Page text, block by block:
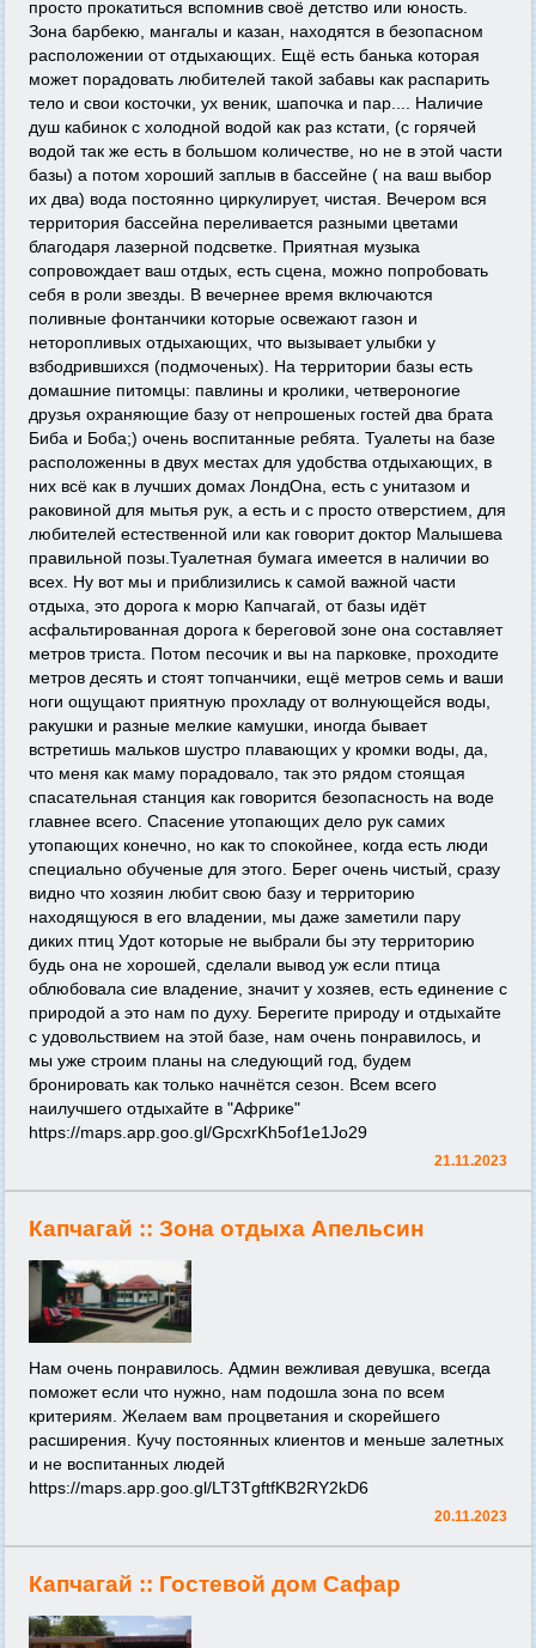
просто прокатиться вспомнив своё детство или юность.
Зона барбекю, мангалы и казан, находятся в безопасном
расположении от отдыхающих. Ещё есть банька которая
может порадовать любителей такой забавы как распарить
тело и свои косточки, ух веник, шапочка и пар.... Наличие
душ кабинок с холодной водой как раз кстати, (с горячей
водой так же есть в большом количестве, но не в этой части
базы) а потом хороший заплыв в бассейне ( на ваш выбор
их два) вода постоянно циркулирует, чистая. Вечером вся
территория бассейна переливается разными цветами
благодаря лазерной подсветке. Приятная музыка
сопровождает ваш отдых, есть сцена, можно попробовать
себя в роли звезды. В вечернее время включаются
поливные фонтанчики которые освежают газон и
неторопливых отдыхающих, что вызывает улыбки у
взбодрившихся (подмоченых). На территории базы есть
домашние питомцы: павлины и кролики, четвероногие
друзья охраняющие базу от непрошеных гостей два брата
Биба и Боба;) очень воспитанные ребята. Туалеты на базе
расположенны в двух местах для удобства отдыхающих, в
них всё как в лучших домах ЛондОна, есть с унитазом и
раковиной для мытья рук, а есть и с просто отверстием, для
любителей естественной или как говорит доктор Малышева
правильной позы.Туалетная бумага имеется в наличии во
всех. Ну вот мы и приблизились к самой важной части
отдыха, это дорога к морю Капчагай, от базы идёт
асфальтированная дорога к береговой зоне она составляет
метров триста. Потом песочик и вы на парковке, проходите
метров десять и стоят топчанчики, ещё метров семь и ваши
ноги ощущают приятную прохладу от волнующейся воды,
ракушки и разные мелкие камушки, иногда бывает
встретишь мальков шустро плавающих у кромки воды, да,
что меня как маму порадовало, так это рядом стоящая
спасательная станция как говорится безопасность на воде
главнее всего. Спасение утопающих дело рук самих
утопающих конечно, но как то спокойнее, когда есть люди
специально обученые для этого. Берег очень чистый, сразу
видно что хозяин любит свою базу и территорию
находящуюся в его владении, мы даже заметили пару
диких птиц Удот которые не выбрали бы эту территорию
будь она не хорошей, сделали вывод уж если птица
облюбовала сие владение, значит у хозяев, есть единение с
природой а это нам по духу. Берегите природу и отдыхайте
с удовольствием на этой базе, нам очень понравилось, и
мы уже строим планы на следующий год, будем
бронировать как только начнётся сезон. Всем всего
наилучшего отдыхайте в "Африке"
https://maps.app.goo.gl/GpcxrKh5of1e1Jo29
21.11.2023
Капчагай :: Зона отдыха Апельсин
Нам очень понравилось. Админ вежливая девушка, всегда
поможет если что нужно, нам подошла зона по всем
критериям. Желаем вам процветания и скорейшего
расширения. Кучу постоянных клиентов и меньше залетных
и не воспитанных людей
https://maps.app.goo.gl/LT3TgftfKB2RY2kD6
20.11.2023
Капчагай :: Гостевой дом Сафар